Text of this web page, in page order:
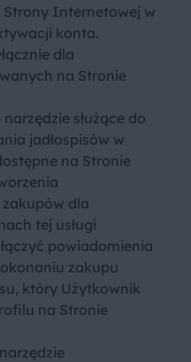
Internetowej w
konta.
dla
na Stronie
służące do
jadłospisów w
na Stronie
dla
tej usługi
powiadomienia
zakupu
który Użytkownik
na Stronie